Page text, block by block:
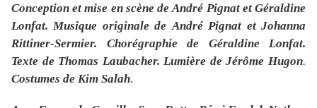
Conception et mise en scène de André Pignat et Géraldine
Lonfat.Musique originale de André Pignat et Johanna
Rittiner-Sermier. Chorégraphie de Géraldine Lonfat.
Texte de Thomas Laubacher. Lumière deJérôme Hugon.
Costumes de Kim Salah.